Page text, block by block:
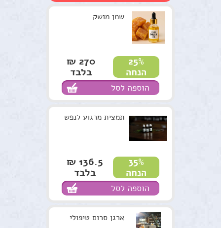
סדנאות וקורסים
למטפלים
מתנות ירוקות
נרות האר"י
המלצות
תקנון האתר
שמן מושק
25%
הנחה
270 ₪
בלבד
הוספה לסל
תמצית מרגוע לנפש
35%
הנחה
136.5 ₪
בלבד
הוספה לסל
ארגן סרום טיפולי